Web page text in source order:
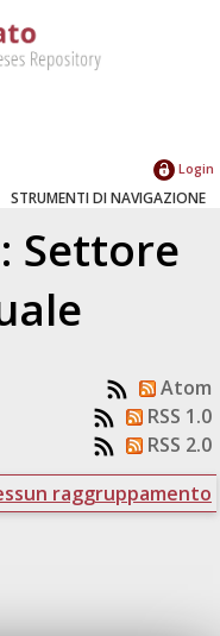
Login
STRUMENTI DI NAVIGAZIONE
Settore
Atom
RSS 1.0
RSS 2.0
raggruppamento